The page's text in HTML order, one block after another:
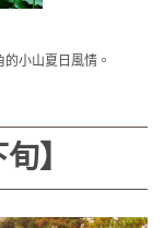
小山夏日風情。
】